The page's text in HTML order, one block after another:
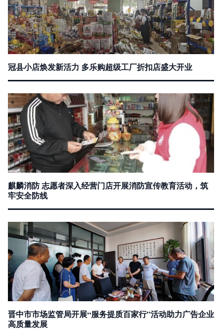
冠县小店焕发新活力 多乐购超级工厂折扣店盛大开业
麒麟消防 志愿者深入经营门店开展消防宣传教育活动，筑
牢安全防线
晋中市市场监管局开展“服务提质百家行”活动助力广告企业
高质量发展